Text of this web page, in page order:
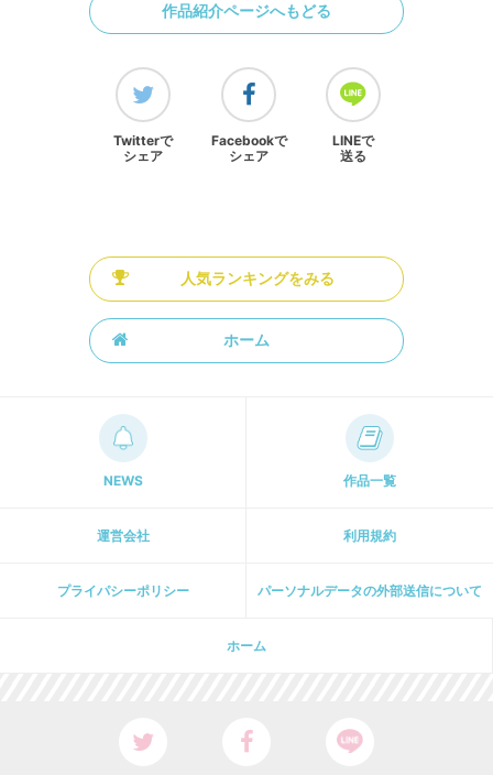
作品紹介ページへもどる
Twitterで
シェア
Facebookで
シェア
LINEで
送る
人気ランキングをみる
ホーム
NEWS 作品一覧
運営会社 利用規約
プライパシーポリシー パーソナルデータの外部送信について
ホーム